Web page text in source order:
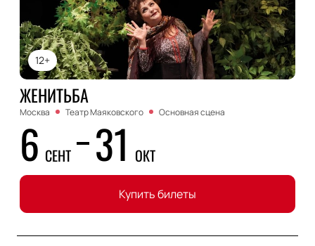
12+
ЖЕНИТЬБА
Москва Театр Маяковского Основная сцена
6 СЕНТ 31 ОКТ
Купить билеты